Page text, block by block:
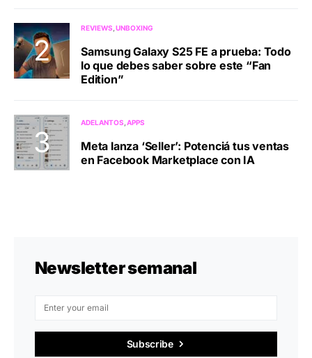
REVIEWS UNBOXING
Samsung Galaxy S25 FE a prueba: Todo
lo que debes saber sobre este “Fan
Edition”
ADELANTOS APPS
Meta lanza ‘Seller’: Potenciá tus ventas
en Facebook Marketplace con IA
Newsletter semanal
Subscribe